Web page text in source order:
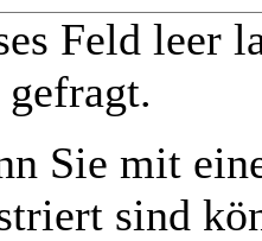
Feld leer
Sie mit
sind